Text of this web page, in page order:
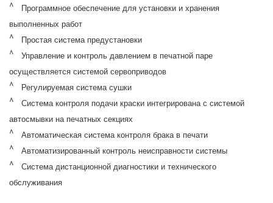
Программное обеспечение для установки и хранения
выполненных работ
Простая система предустановки
Управление и контроль давлением в печатной паре
осуществляется системой сервоприводов
Регулируемая система сушки
Система контроля подачи краски интегрирована с системой
автосмывки на печатных секциях
Автоматическая система контроля брака в печати
Автоматизированный контроль неисправности системы
Система дистанционной диагностики и технического
обслуживания